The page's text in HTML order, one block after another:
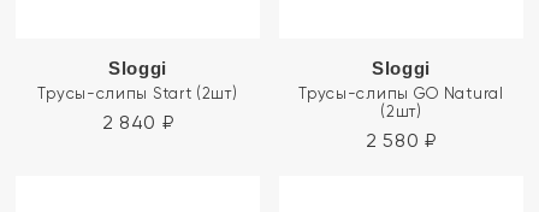
Sloggi
Трусы-слипы Start (2шт)
2 840 ₽
Sloggi
Трусы-слипы GO Natural
(2шт)
2 580 ₽